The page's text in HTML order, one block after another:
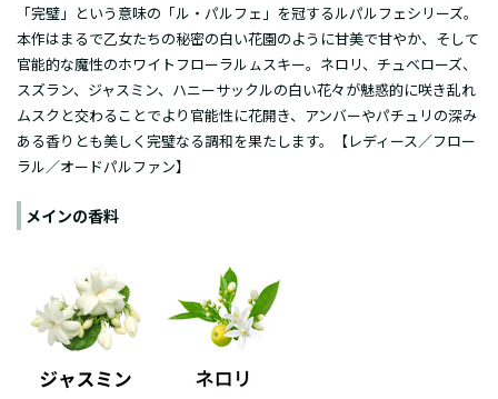
「完璧」という意味の「ル・パルフェ」を冠するルパルフェシリーズ。
本作はまるで乙女たちの秘密の白い花園のように甘美で甘やか、そして
官能的な魔性のホワイトフローラルㇺスキー。ネロリ、チュベローズ、
スズラン、ジャスミン、ハニーサックルの白い花々が魅惑的に咲き乱れ
ムスクと交わることでより官能性に花開き、アンバーやパチュリの深み
ある香りとも美しく完璧なる調和を果たします。【レディース／フロー
ラル／オードパルファン】
メインの香料